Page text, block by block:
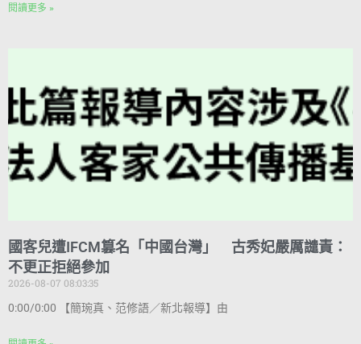
閱讀更多 »
國客兒遭IFCM篡名「中國台灣」 古秀妃嚴厲譴責：
不更正拒絕參加
2026-08-07 08:03:35
0:00/0:00 【簡琬真、范修語／新北報導】由